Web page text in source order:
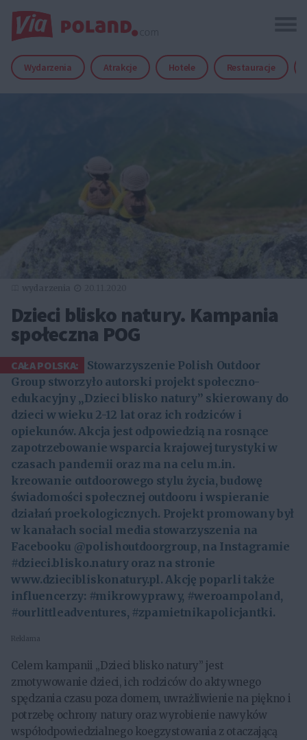
Wydarzenia Atrakcje Hotele Restauracje
Dzieci blisko natury. Kampania
społeczna POG
CAŁA POLSKA:
Stowarzyszenie Polish Outdoor
Group stworzyło autorski projekt społeczno-
edukacyjny „Dzieci blisko natury” skierowany do
dzieci w wieku 2-12 lat oraz ich rodziców i
opiekunów. Akcja jest odpowiedzią na rosnące
zapotrzebowanie wsparcia krajowej turystyki w
czasach pandemii oraz ma na celu m.in.
kreowanie outdoorowego stylu życia, budowę
świadomości społecznej outdooru i wspieranie
działań proekologicznych. Projekt promowany był
w kanałach social media stowarzyszenia na
Facebooku @polishoutdoorgroup, na Instagramie
#dzieci.blisko.natury oraz na stronie
www.dziecibliskonatury.pl. Akcję poparli także
influencerzy: #mikrowyprawy, #weroampoland,
#ourlittleadventures, #zpamietnikapolicjantki.
Reklama
Celem kampanii „Dzieci blisko natury” jest
zmotywowanie dzieci, ich rodziców do aktywnego
spędzania czasu poza domem, uwrażliwienie na piękno i
potrzebę ochrony natury oraz wyrobienie nawyków
współodpowiedzialnego koegzystowania z otaczającą